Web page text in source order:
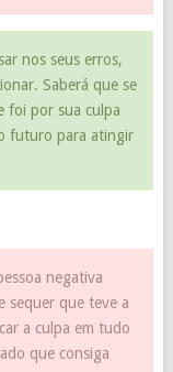
nos seus erros,
Saberá que se
foi por sua culpa
futuro para atingir
negativa
sequer que teve a
a culpa em tudo
que consiga